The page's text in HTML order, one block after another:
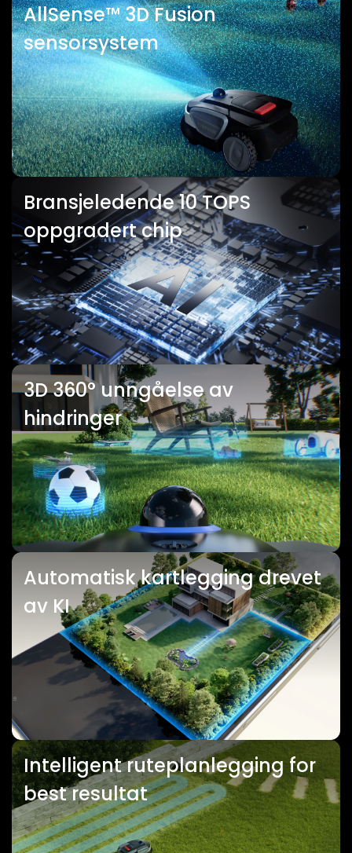
AllSense™ 3D Fusion
sensorsystem
Bransjeledende 10 TOPS
oppgradert chip
3D 360° unngåelse av
hindringer
Automatisk kartlegging drevet
av KI
Intelligent ruteplanlegging for
best resultat